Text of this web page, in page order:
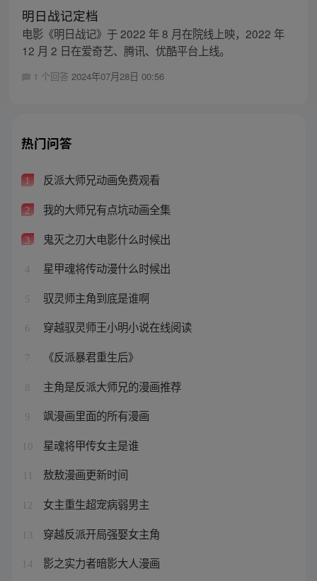
明日战记定档
电影《明日战记》于 2022 年 8 月在院线上映，2022 年
12 月 2 日在爱奇艺、腾讯、优酷平台上线。
1 个回答 2024年07月28日 00:56
热门问答
1 反派大师兄动画免费观看
2 我的大师兄有点坑动画全集
3 鬼灭之刃大电影什么时候出
4 星甲魂将传动漫什么时候出
5 驭灵师主角到底是谁啊
6 穿越驭灵师王小明小说在线阅读
7 《反派暴君重生后》
8 主角是反派大师兄的漫画推荐
9 飒漫画里面的所有漫画
10 星魂将甲传女主是谁
敖敖漫画更新时间
12 女主重生超宠病弱男主
13 穿越反派开局强娶女主角
14 影之实力者暗影大人漫画